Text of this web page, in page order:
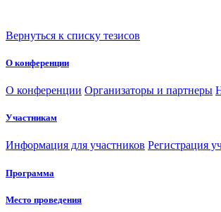
Вернуться к списку тезисов
О конференции
О конференции Организаторы и партнеры
Участникам
Информация для участников Регистрация
Программа
Место проведения